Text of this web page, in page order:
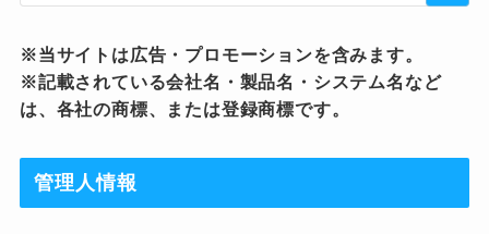
※当サイトは広告・プロモーションを含みます。
※記載されている会社名・製品名・システム名など
は、各社の商標、または登録商標です。
管理人情報